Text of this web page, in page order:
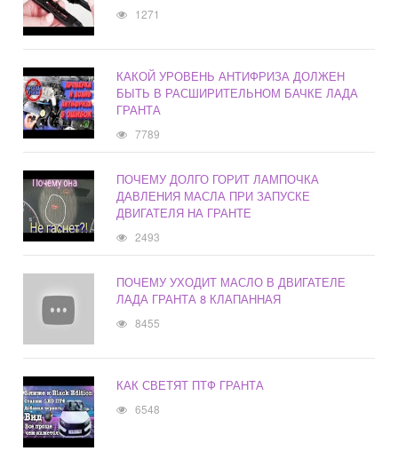
1271
КАКОЙ УРОВЕНЬ АНТИФРИЗА ДОЛЖЕН
БЫТЬ В РАСШИРИТЕЛЬНОМ БАЧКЕ ЛАДА
ГРАНТА
7789
ПОЧЕМУ ДОЛГО ГОРИТ ЛАМПОЧКА
ДАВЛЕНИЯ МАСЛА ПРИ ЗАПУСКЕ
ДВИГАТЕЛЯ НА ГРАНТЕ
2493
ПОЧЕМУ УХОДИТ МАСЛО В ДВИГАТЕЛЕ
ЛАДА ГРАНТА 8 КЛАПАННАЯ
8455
КАК СВЕТЯТ ПТФ ГРАНТА
6548